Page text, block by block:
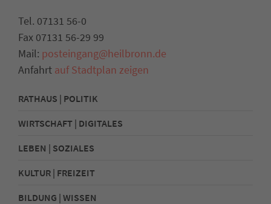
Tel. 07131 56-0
Fax 07131 56-29 99
Mail: posteingang@heilbronn.de
Anfahrt auf Stadtplan zeigen
RATHAUS | POLITIK
WIRTSCHAFT | DIGITALES
LEBEN | SOZIALES
KULTUR | FREIZEIT
BILDUNG | WISSEN